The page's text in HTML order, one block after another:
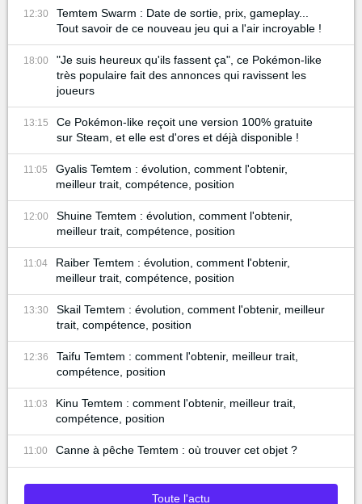
12:30
Temtem Swarm : Date de sortie, prix, gameplay...
Tout savoir de ce nouveau jeu qui a l'air incroyable !
18:00
"Je suis heureux qu'ils fassent ça", ce Pokémon-like
très populaire fait des annonces qui ravissent les
joueurs
13:15
Ce Pokémon-like reçoit une version 100% gratuite
sur Steam, et elle est d'ores et déjà disponible !
11:05
Gyalis Temtem : évolution, comment l'obtenir,
meilleur trait, compétence, position
12:00
Shuine Temtem : évolution, comment l'obtenir,
meilleur trait, compétence, position
11:04
Raiber Temtem : évolution, comment l'obtenir,
meilleur trait, compétence, position
13:30
Skail Temtem : évolution, comment l'obtenir, meilleur
trait, compétence, position
12:36
Taifu Temtem : comment l'obtenir, meilleur trait,
compétence, position
11:03
Kinu Temtem : comment l'obtenir, meilleur trait,
compétence, position
11:00 Canne à pêche Temtem : où trouver cet objet ?
Toute l'actu